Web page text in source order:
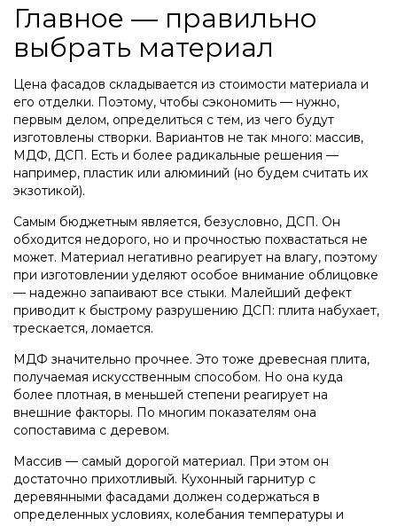
Главное — правильно
выбрать материал
Цена фасадов складывается из стоимости материала и
его отделки. Поэтому, чтобы сэкономить — нужно,
первым делом, определиться с тем, из чего будут
изготовлены створки. Вариантов не так много: массив,
МДФ, ДСП. Есть и более радикальные решения —
например, пластик или алюминий (но будем считать их
экзотикой).
Самым бюджетным является, безусловно, ДСП. Он
обходится недорого, но и прочностью похвастаться не
может. Материал негативно реагирует на влагу, поэтому
при изготовлении уделяют особое внимание облицовке
— надежно запаивают все стыки. Малейший дефект
приводит к быстрому разрушению ДСП: плита набухает,
трескается, ломается.
МДФ значительно прочнее. Это тоже древесная плита,
получаемая искусственным способом. Но она куда
более плотная, в меньшей степени реагирует на
внешние факторы. По многим показателям она
сопоставима с деревом.
Массив — самый дорогой материал. При этом он
достаточно прихотливый. Кухонный гарнитур с
деревянными фасадами должен содержаться в
определенных условиях, колебания температуры и